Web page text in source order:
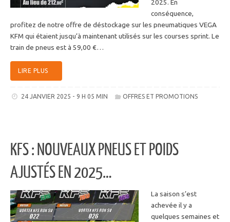
2025. En
conséquence,
profitez de notre offre de déstockage sur les pneumatiques VEGA
KFM qui étaient jusqu’à maintenant utilisés sur les courses sprint. Le
train de pneus est à 59,00 €…
LIRE PLUS
24 JANVIER 2025 - 9 H 05 MIN OFFRES ET PROMOTIONS
KFS : NOUVEAUX PNEUS ET POIDS
AJUSTÉS EN 2025…
La saison s’est
achevée il y a
quelques semaines et